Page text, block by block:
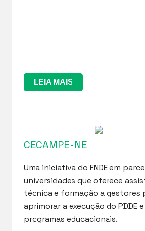
LEIA MAIS
CECAMPE-NE
Uma iniciativa do FNDE em
universidades que oferece
técnica e formação a gestores
aprimorar a execução do PDDE
programas educacionais.